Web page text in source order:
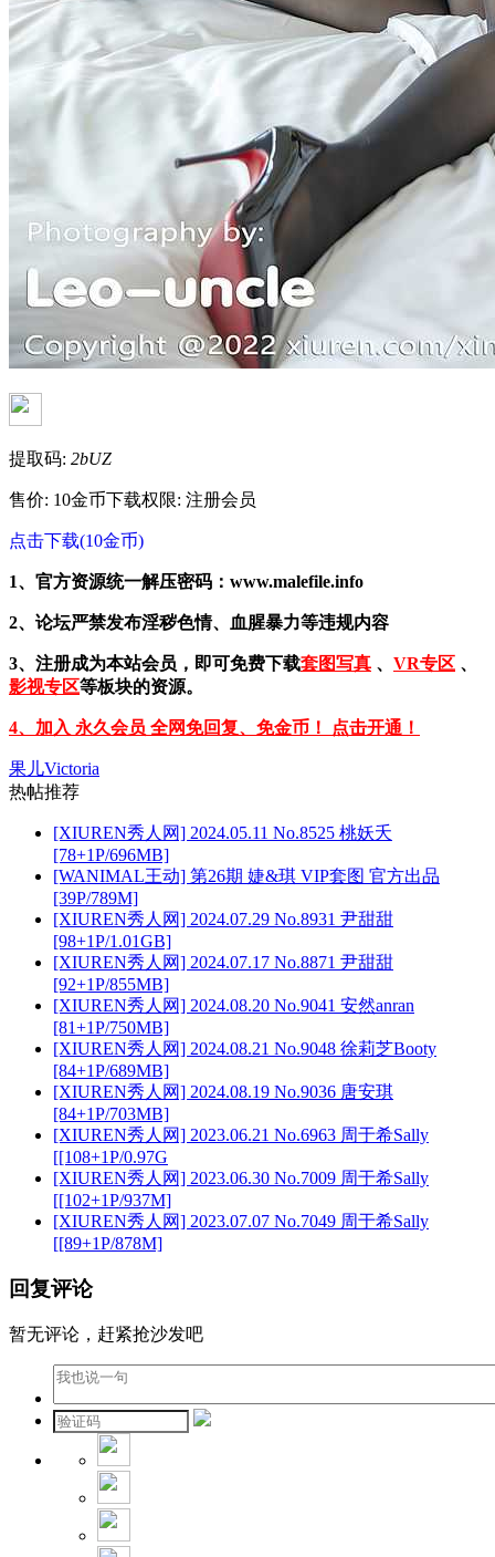
提取码: 2bUZ
售价: 10金币下载权限: 注册会员
点击下载(10金币)
1、官方资源统一解压密码：www.malefile.info
2、论坛严禁发布淫秽色情、血腥暴力等违规内容
3、注册成为本站会员，即可免费下载套图写真 、 VR专区 、
影视专区等板块的资源。
4、加入 永久会员 全网免回复、免金币！ 点击开通！
果儿Victoria
热帖推荐
[XIUREN秀人网] 2024.05.11 No.8525 桃妖夭
[78+1P/696MB]
[WANIMAL王动] 第26期 婕&琪 VIP套图 官方出品
[39P/789M]
[XIUREN秀人网] 2024.07.29 No.8931 尹甜甜
[98+1P/1.01GB]
[XIUREN秀人网] 2024.07.17 No.8871 尹甜甜
[92+1P/855MB]
[XIUREN秀人网] 2024.08.20 No.9041 安然anran
[81+1P/750MB]
[XIUREN秀人网] 2024.08.21 No.9048 徐莉芝Booty
[84+1P/689MB]
[XIUREN秀人网] 2024.08.19 No.9036 唐安琪
[84+1P/703MB]
[XIUREN秀人网] 2023.06.21 No.6963 周于希Sally
[[108+1P/0.97G
[XIUREN秀人网] 2023.06.30 No.7009 周于希Sally
[[102+1P/937M]
[XIUREN秀人网] 2023.07.07 No.7049 周于希Sally
[[89+1P/878M]
回复评论
暂无评论，赶紧抢沙发吧